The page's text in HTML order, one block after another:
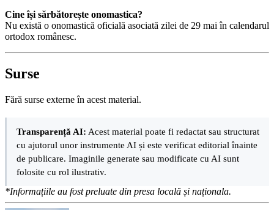
Cine își sărbătorește onomastica?
Nu există o onomastică oficială asociată zilei de 29 mai în calendarul
ortodox românesc.
Surse
Fără surse externe în acest material.
Transparență AI: Acest material poate fi redactat sau structurat
cu ajutorul unor instrumente AI și este verificat editorial înainte
de publicare. Imaginile generate sau modificate cu AI sunt
folosite cu rol ilustrativ.
*Informațiile au fost preluate din presa locală și naționala.